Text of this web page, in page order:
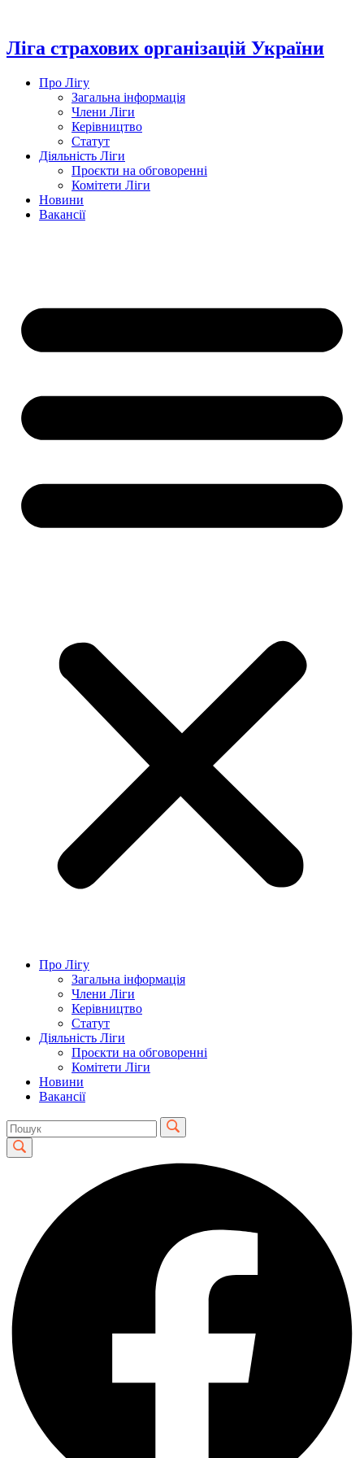
вмісту
Ліга страхових організацій України
Про Лігу
Загальна інформація
Члени Ліги
Керівництво
Статут
Діяльність Ліги
Проєкти на обговоренні
Комітети Ліги
Новини
Вакансії
Про Лігу
Загальна інформація
Члени Ліги
Керівництво
Статут
Діяльність Ліги
Проєкти на обговоренні
Комітети Ліги
Новини
Вакансії